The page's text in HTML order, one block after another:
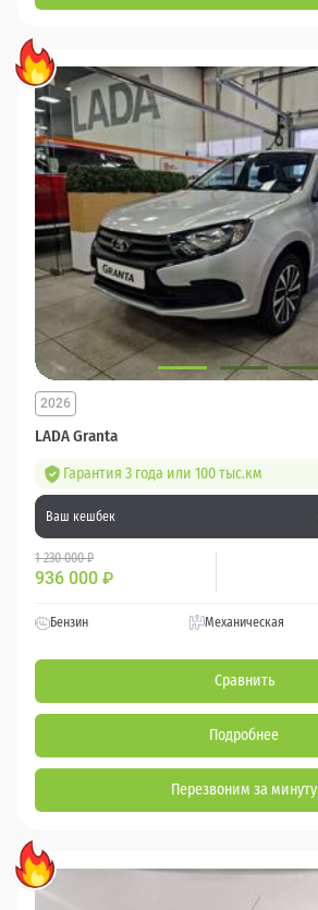
LADA Granta
2026
Гарантия 3 года или 100 тыс.км
Ваш кешбек
1 230 000 ₽
936 000 ₽
Бензин Механическая
Сравнить
Подробнее
Перезвоним за минуту